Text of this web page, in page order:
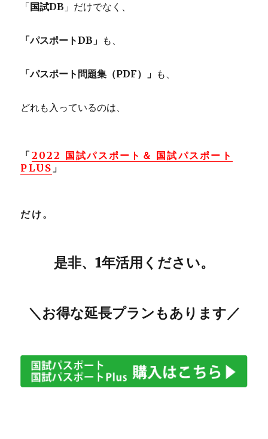
「 国試DB 」だけでなく、
「パスポートDB」 も、
「パスポート問題集（PDF）」 も、
どれも入っているのは、
「 2022 国試パスポート＆ 国試パスポート
PLUS 」
だけ。
是非、1年活用ください。
＼お得な延長プランもあります／